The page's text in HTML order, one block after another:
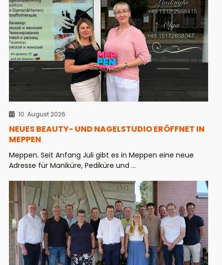
10. August 2026
NEUES BEAUTY- UND NAGELSTUDIO ERÖFFNET IN
MEPPEN
Meppen. Seit Anfang Juli gibt es in Meppen eine neue
Adresse für Maniküre, Pediküre und ...